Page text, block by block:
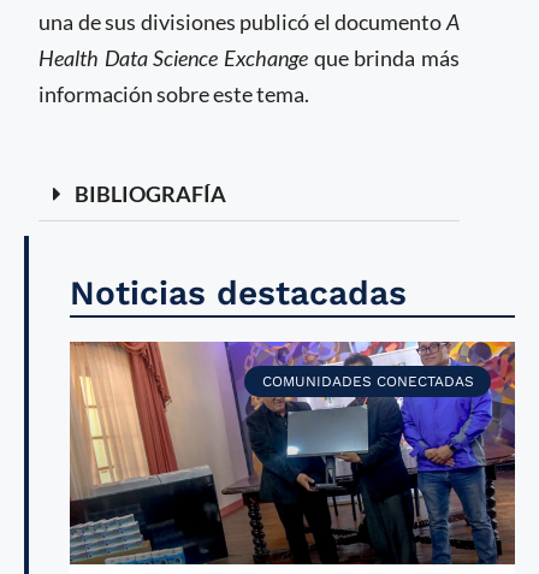
una de sus divisiones publicó el documentoA
Health Data Science Exchange que brinda más
información sobre este tema.
BIBLIOGRAFÍA
Noticias destacadas
COMUNIDADES CONECTADAS